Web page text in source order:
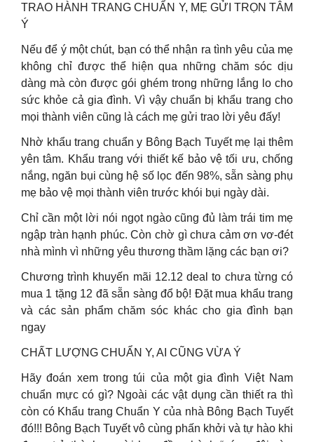
TRAO HÀNH TRANG CHUẨN Y, MẸ GỬI TRỌN TÂM
Ý
Nếu để ý một chút, bạn có thể nhận ra tình yêu của mẹ
không chỉ được thể hiện qua những chăm sóc dịu
dàng mà còn được gói ghém trong những lắng lo cho
sức khỏe cả gia đình. Vì vậy chuẩn bị khẩu trang cho
mọi thành viên cũng là cách mẹ gửi trao lời yêu đấy!
Nhờ khẩu trang chuẩn y Bông Bạch Tuyết mẹ lại thêm
yên tâm. Khẩu trang với thiết kế bảo vệ tối ưu, chống
nắng, ngăn bụi cùng hệ số lọc đến 98%, sẵn sàng phụ
mẹ bảo vệ mọi thành viên trước khói bụi ngày dài.
Chỉ cần một lời nói ngọt ngào cũng đủ làm trái tim mẹ
ngập tràn hạnh phúc. Còn chờ gì chưa cảm ơn vơ-đét
nhà mình vì những yêu thương thầm lặng các bạn ơi?
Chương trình khuyến mãi 12.12 deal to chưa từng có
mua 1 tặng 12 đã sẵn sàng đổ bộ! Đặt mua khẩu trang
và các sản phẩm chăm sóc khác cho gia đình bạn
ngay
CHẤT LƯỢNG CHUẨN Y, AI CŨNG VỪA Ý
Hãy đoán xem trong túi của một gia đình Việt Nam
chuẩn mực có gì? Ngoài các vật dụng cần thiết ra thì
còn có Khẩu trang Chuẩn Y của nhà Bông Bạch Tuyết
đó!!! Bông Bạch Tuyết vô cùng phấn khởi và tự hào khi